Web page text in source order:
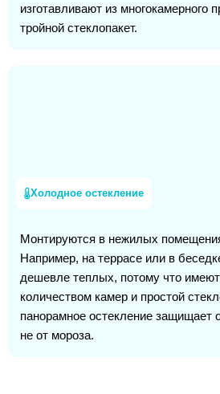
изготавливают из многокамерного
тройной стеклопакет.
Холодное остекление
Монтируются в нежилых
Например, на террасе или в
дешевле теплых, потому что
количеством камер и простой
панорамное остекление защищает
не от мороза.